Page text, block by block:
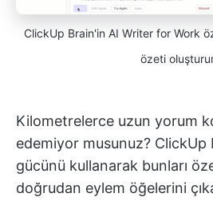
ClickUp Brain'in AI Writer for Work
özeti
Kilometrelerce uzun yorum
edemiyor musunuz?
gücünü kullanarak bunları
doğrudan eylem öğelerini